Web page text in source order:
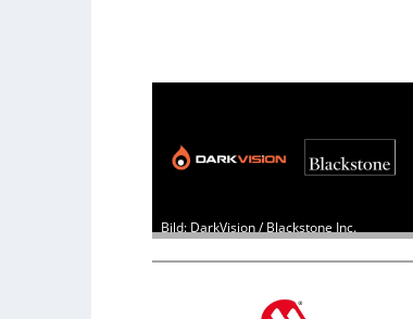
Bild: DarkVision / Blackstone Inc.